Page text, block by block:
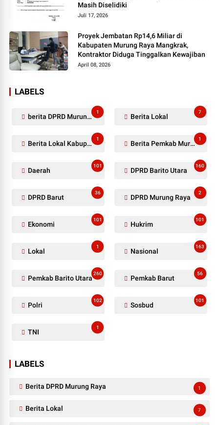
Masih Diselidiki
Juli 17, 2026
Proyek Jembatan Rp14,6 Miliar di
Kabupaten Murung Raya Mangkrak,
Kontraktor Diduga Tinggalkan Kewajiban
April 08, 2026
LABELS
berita DPRD Murung Raya
1
Berita Lokal
7
Berita Lokal Kabupaten Barito Utara
1
Berita Pemkab Murung Raya
1
Daerah
101
DPRD Barito Utara
160
DPRD Barut
36
DPRD Murung Raya
2
Ekonomi
101
Hukrim
101
Lokal
1
Nasional
163
Pemkab Barito Utara
260
Pemkab Barut
56
Polri
102
Sosbud
101
TNI
1
LABELS
Berita DPRD Murung Raya 1
Berita Lokal 7